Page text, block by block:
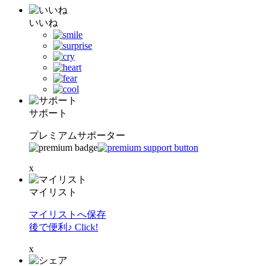
いいね
サポート
プレミアムサポーター
x
マイリスト
マイリストへ保存
後で便利♪ Click!
x